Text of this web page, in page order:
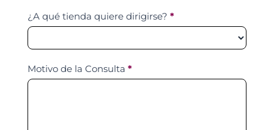
¿A qué tienda quiere dirigirse? *
Motivo de la Consulta *